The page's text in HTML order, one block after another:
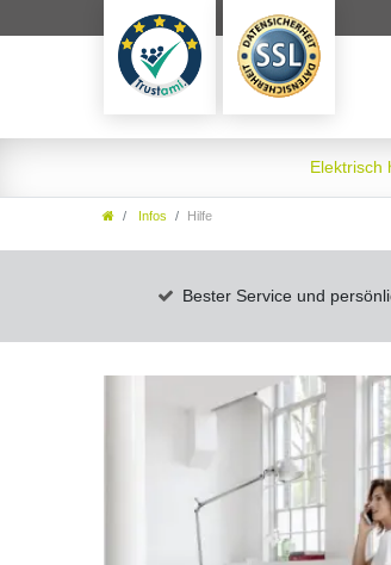
Elektrisch
Infos Hilfe
Bester Service und